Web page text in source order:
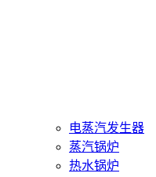
电蒸汽发生器
蒸汽锅炉
热水锅炉